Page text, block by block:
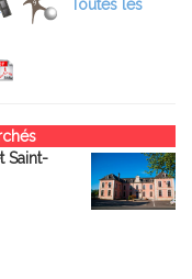
Toutes les
Saint-